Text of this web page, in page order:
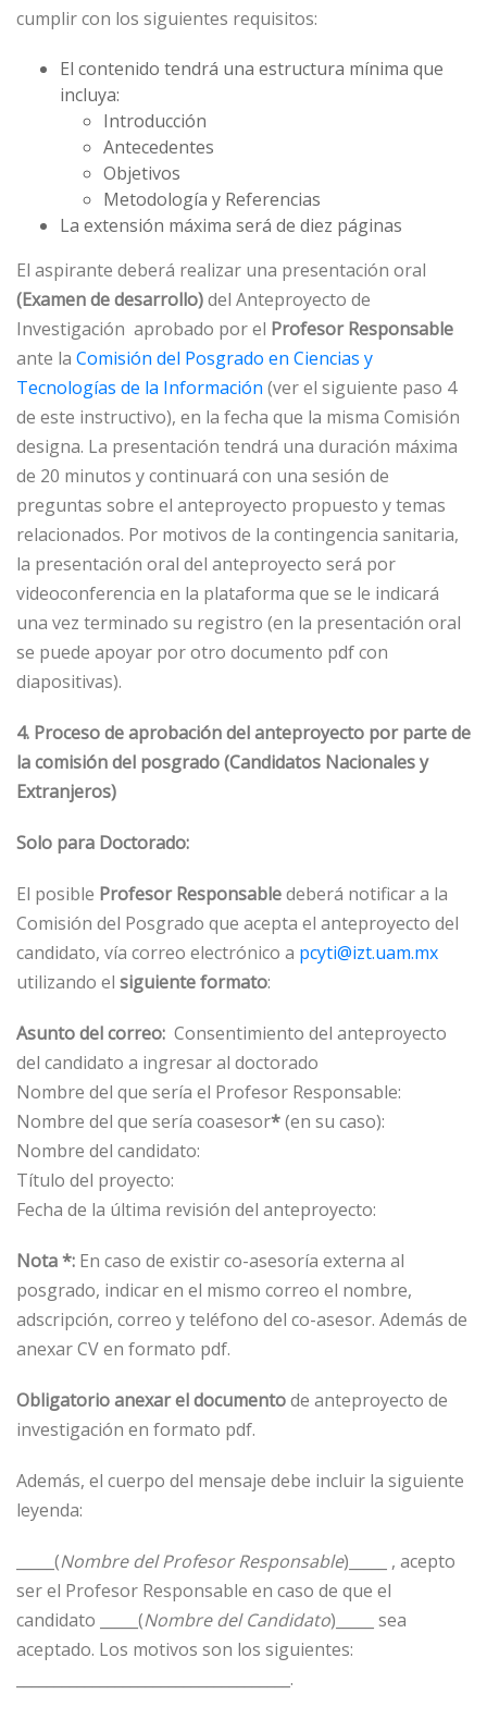
cumplir con los siguientes requisitos:
El contenido tendrá una estructura mínima que
incluya:
Introducción
Antecedentes
Objetivos
Metodología y Referencias
La extensión máxima será de diez páginas
El aspirante deberá realizar una presentación oral
(Examen de desarrollo)del Anteproyecto de
Investigación aprobado por el Profesor Responsable
ante la Comisión del Posgrado en Ciencias y
Tecnologías de la Información (ver el siguiente paso 4
de este instructivo), en la fecha que la misma Comisión
designa. La presentación tendrá una duración máxima
de 20 minutos y continuará con una sesión de
preguntas sobre el anteproyecto propuesto y temas
relacionados. Por motivos de la contingencia sanitaria,
la presentación oral del anteproyecto será por
videoconferencia en la plataforma que se le indicará
una vez terminado su registro (en la presentación oral
se puede apoyar por otro documento pdf con
diapositivas).
4. Proceso de aprobación del anteproyecto por parte de
la comisión del posgrado (Candidatos Nacionales y
Extranjeros)
Solo para Doctorado:
El posible Profesor Responsabledeberá notificar a la
Comisión del Posgrado que acepta el anteproyecto del
candidato, vía correo electrónico a pcyti@izt.uam.mx
utilizando el siguiente formato:
Asunto del correo: Consentimiento del anteproyecto
del candidato a ingresar al doctorado
Nombre del que sería el Profesor Responsable:
Nombre del que sería coasesor*(en su caso):
Nombre del candidato:
Título del proyecto:
Fecha de la última revisión del anteproyecto:
Nota *: En caso de existir co-asesoría externa al
posgrado, indicar en el mismo correo el nombre,
adscripción, correo y teléfono del co-asesor. Además de
anexar CV en formato pdf.
Obligatorioanexar el documentode anteproyecto de
investigación en formato pdf.
Además, el cuerpo del mensaje debe incluir la siguiente
leyenda:
_____(Nombre del Profesor Responsable)_____ , acepto
ser el Profesor Responsable en caso de que el
candidato _____(Nombre del Candidato)_____ sea
aceptado. Los motivos son los siguientes:
____________________________________.